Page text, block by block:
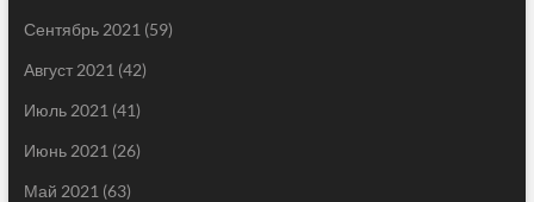
Сентябрь 2021 (59)
Август 2021 (42)
Июль 2021 (41)
Июнь 2021 (26)
Май 2021 (63)